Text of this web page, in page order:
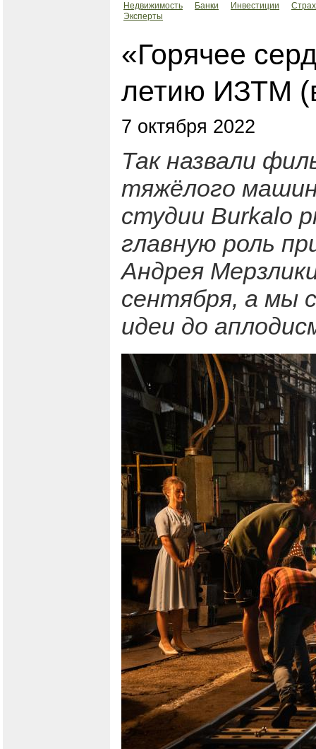
Недвижимость Банки Инвестиции
Эксперты
​​«Горячее
летию ИЗТМ
7 октября 2022
Так назвали
тяжёлого
студии Burkalo
главную роль
Андрея
сентября, а мы
идеи до